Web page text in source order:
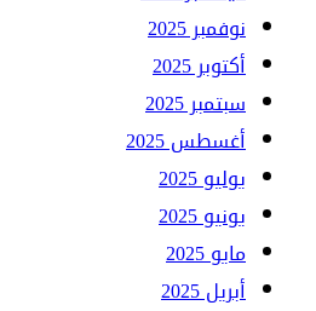
نوفمبر 2025
أكتوبر 2025
سبتمبر 2025
أغسطس 2025
يوليو 2025
يونيو 2025
مايو 2025
أبريل 2025